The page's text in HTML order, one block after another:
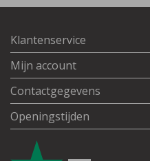
Klantenservice
Mijn account
Contactgegevens
Openingstijden